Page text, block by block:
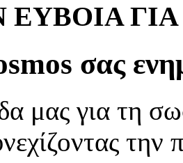
ΕΥΒΟΙΑ
σας
μας για τη
την